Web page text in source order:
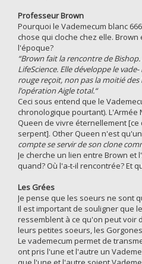
Professeur Brown
Pourquoi le Vademecum blanc
chose qui cloche chez elle.
l'époque?
“Brown fait la rencontre de
LifeScience. Elle développe le
rouge reçoit, non pas la moitié
l’opération Aigle total.“
Ceci sous entend que le
chronologique pourtant).
Queen de vivre éternellement [ce
serpent]. Other Queen n'est
compte se servir de son clone
Je cherche un lien entre Brown et
quand? Où l'a-t-il rencontrée? Et
Les Grées
Je pense que les soeurs ne sont
Il est important de souligner que
ressemblent à ce qu'on peut voir
leurs petites soeurs, les
Le vademecum permet de
ont pris l'une et l'autre un